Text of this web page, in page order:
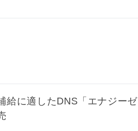
給に適したDNS「エナジーゼ